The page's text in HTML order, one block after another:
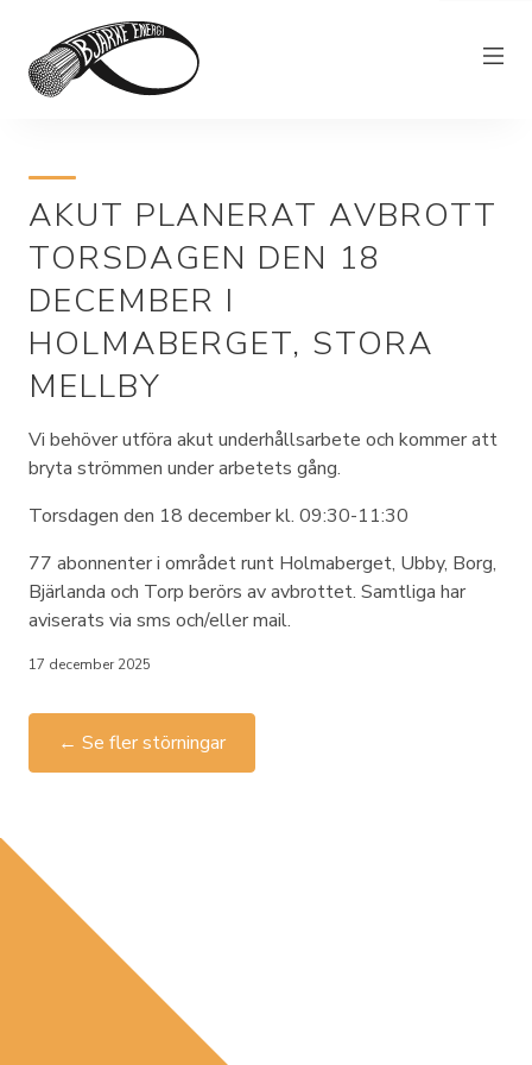
Elhandel
Bjärkefiber
Övrig verksamhet
Om Bjärke Energi
Kundservice
Elproducent
AKUT PLANERAT AVBROTT
TORSDAGEN DEN 18
DECEMBER I
HOLMABERGET, STORA
MELLBY
Vi behöver utföra akut underhållsarbete och kommer att
bryta strömmen under arbetets gång.
Torsdagen den 18 december kl. 09:30-11:30
77 abonnenter i området runt Holmaberget, Ubby, Borg,
Bjärlanda och Torp berörs av avbrottet. Samtliga har
aviserats via sms och/eller mail.
17 december 2025
← Se fler störningar